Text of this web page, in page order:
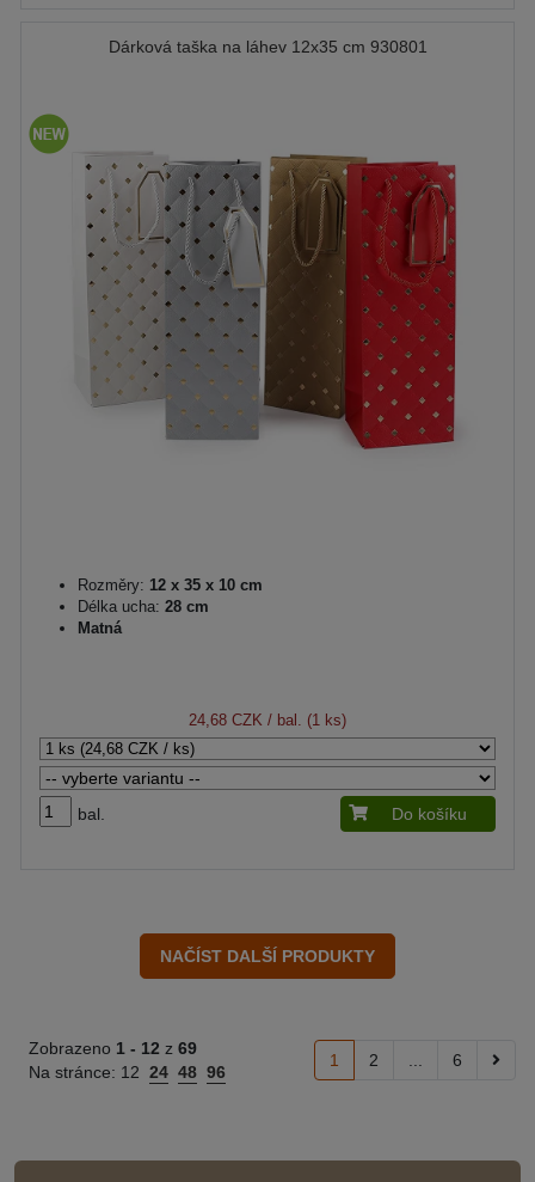
Dárková taška na láhev 12x35 cm 930801
Rozměry: 12 x 35 x 10 cm
Délka ucha: 28 cm
Matná
24,68 CZK / bal. (1 ks)
bal. Do košíku
Zobrazeno 1 - 12 z 69
Na stránce: 12 24 48 96
1 2 6